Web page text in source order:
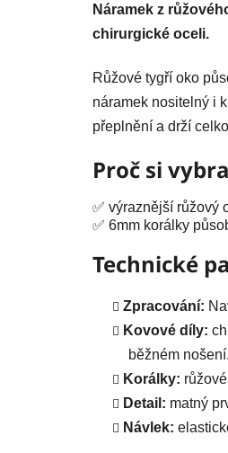
Náramek z
chirurgické oceli.
Růžové tygří oko
náramek nositelný i
přeplnění a drží
Proč si
✅ výraznější růžový
✅ 6mm korálky
Technické
Zpracování:
Kovové díly:
běžném nošení.
Korálky:
Detail: matný
Návlek: